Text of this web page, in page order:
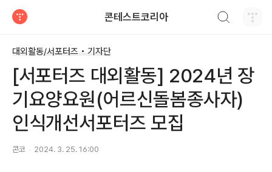
콘테스트코리아
대외활동/서포터즈 • 기자단
[서포터즈 대외활동] 2024년 장
기요양요원(어르신돌봄종사자)
인식개선서포터즈 모집
콘코 2024. 3. 25. 16:00